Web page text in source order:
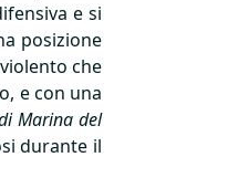
e si
posizione
che
e con una
Marina del
durante il